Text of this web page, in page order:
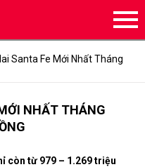
Santa Fe Mới Nhất Tháng
NHẤT THÁNG
còn từ 979 – 1.269 triệu